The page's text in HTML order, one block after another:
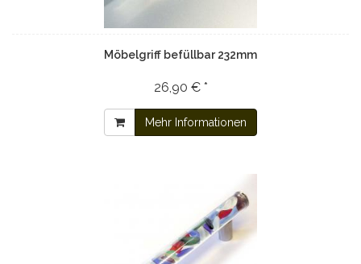
Möbelgriff befüllbar 232mm
26,90 € *
Mehr Informationen